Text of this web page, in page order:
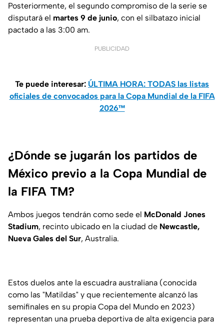
Posteriormente, el segundo compromiso de la serie se
disputará el martes 9 de junio, con el silbatazo inicial
pactado a las 3:00 am.
PUBLICIDAD
Te puede interesar: ÚLTIMA HORA: TODAS las listas
oficiales de convocados para la Copa Mundial de la FIFA
2026™
¿Dónde se jugarán los partidos de
México previo a la Copa Mundial de
la FIFA TM?
Ambos juegos tendrán como sede el McDonald Jones
Stadium, recinto ubicado en la ciudad de Newcastle,
Nueva Gales del Sur, Australia.
Estos duelos ante la escuadra australiana (conocida
como las "Matildas" y que recientemente alcanzó las
semifinales en su propia Copa del Mundo en 2023)
representan una prueba deportiva de alta exigencia para